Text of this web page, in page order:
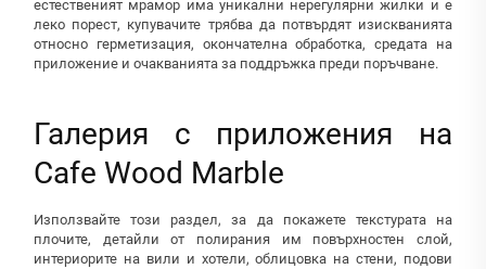
естественият мрамор има уникални нерегулярни жилки и е
леко порест, купувачите трябва да потвърдят изискванията
относно герметизация, окончателна обработка, средата на
приложение и очакванията за поддръжка преди поръчване.
Галерия с приложения на
Cafe Wood Marble
Използвайте този раздел, за да покажете текстурата на
плочите, детайли от полирания им повърхностен слой,
интериорите на вили и хотели, облицовка на стени, подови